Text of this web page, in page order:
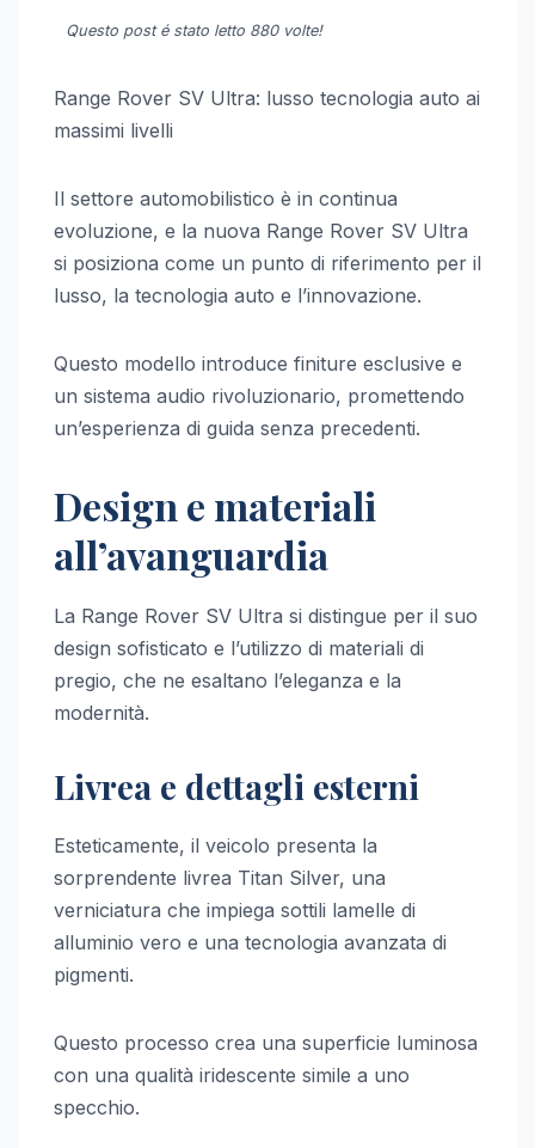
Questo post é stato letto 880 volte!
Range Rover SV Ultra: lusso tecnologia auto ai
massimi livelli
Il settore automobilistico è in continua
evoluzione, e la nuova Range Rover SV Ultra
si posiziona come un punto di riferimento per il
lusso, la tecnologia auto e l’innovazione.
Questo modello introduce finiture esclusive e
un sistema audio rivoluzionario, promettendo
un’esperienza di guida senza precedenti.
Design e materiali
all’avanguardia
La Range Rover SV Ultra si distingue per il suo
design sofisticato e l’utilizzo di materiali di
pregio, che ne esaltano l’eleganza e la
modernità.
Livrea e dettagli esterni
Esteticamente, il veicolo presenta la
sorprendente livrea Titan Silver, una
verniciatura che impiega sottili lamelle di
alluminio vero e una tecnologia avanzata di
pigmenti.
Questo processo crea una superficie luminosa
con una qualità iridescente simile a uno
specchio.